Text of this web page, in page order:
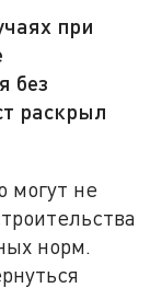
при
без
раскрыл
могут не
норм.